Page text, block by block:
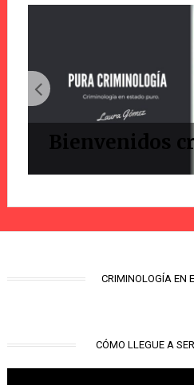
Bienvenidos
CRIMINOLOGÍA EN
CÓMO LLEGUE A